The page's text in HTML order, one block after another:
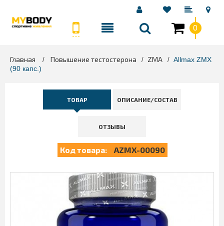
0
Главная > Повышение тестостерона > ZMA > Allmax ZMX
(90 капс.)
ТОВАР ОПИСАНИЕ/СОСТАВ
ОТЗЫВЫ
Код товара: AZMX-00090